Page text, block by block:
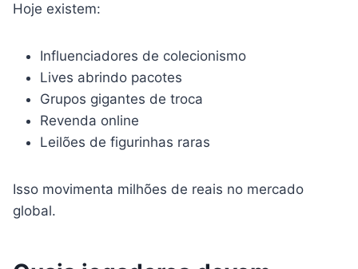
Hoje existem:
Influenciadores de colecionismo
Lives abrindo pacotes
Grupos gigantes de troca
Revenda online
Leilões de figurinhas raras
Isso movimenta milhões de reais no mercado
global.